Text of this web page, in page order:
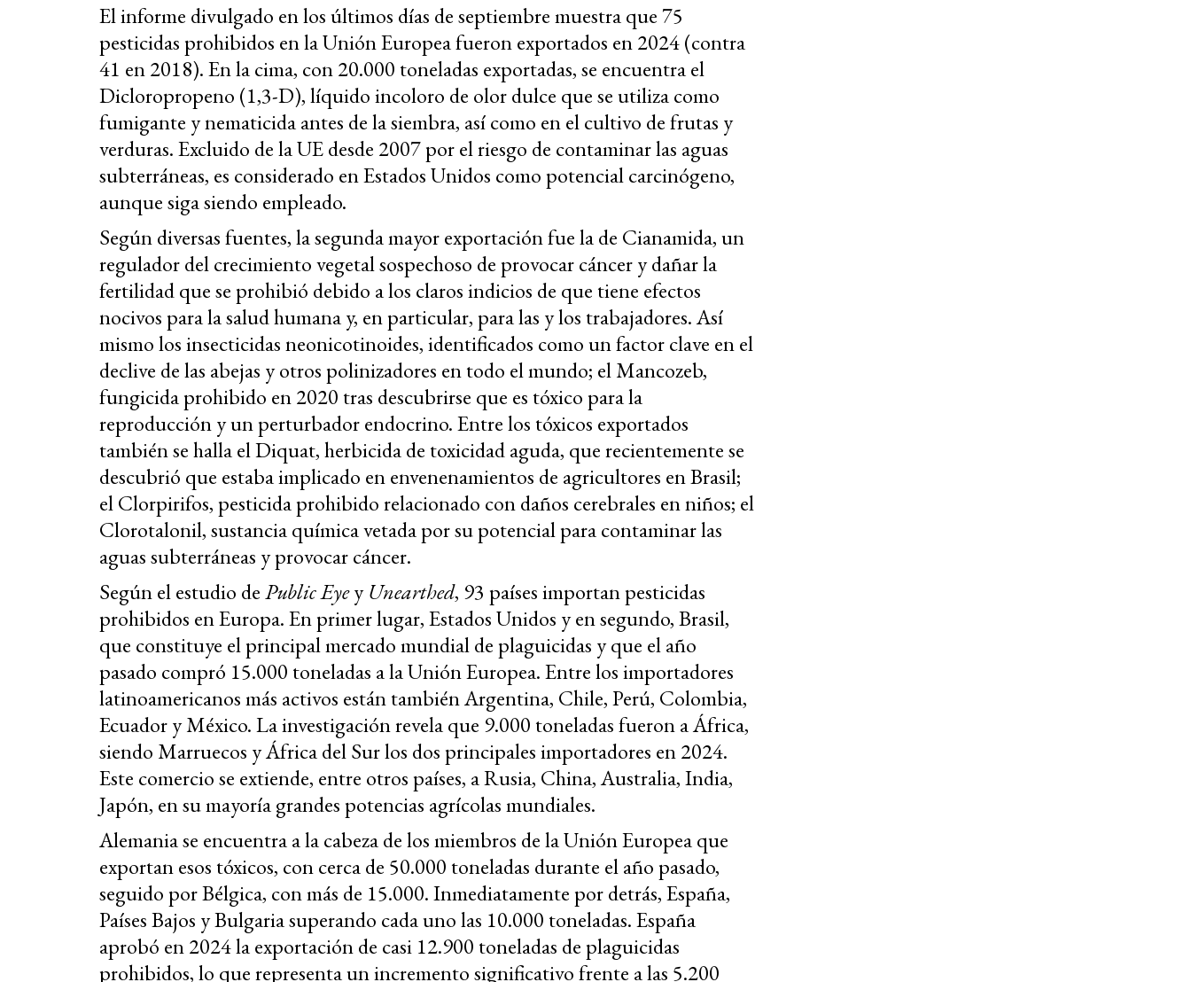
El informe divulgado en los últimos días de septiembre muestra que 75
pesticidas prohibidos en la Unión Europea fueron exportados en 2024 (contra
41 en 2018). En la cima, con 20.000 toneladas exportadas, se encuentra el
Dicloropropeno (1,3-D), líquido incoloro de olor dulce que se utiliza como
fumigante y nematicida antes de la siembra, así como en el cultivo de frutas y
verduras. Excluido de la UE desde 2007 por el riesgo de contaminar las aguas
subterráneas, es considerado en Estados Unidos como potencial carcinógeno,
aunque siga siendo empleado.
Según diversas fuentes, la segunda mayor exportación fue la de Cianamida, un
regulador del crecimiento vegetal sospechoso de provocar cáncer y dañar la
fertilidad que se prohibió debido a los claros indicios de que tiene efectos
nocivos para la salud humana y, en particular, para las y los trabajadores. Así
mismo los insecticidas neonicotinoides, identificados como un factor clave en el
declive de las abejas y otros polinizadores en todo el mundo; el Mancozeb,
fungicida prohibido en 2020 tras descubrirse que es tóxico para la
reproducción y un perturbador endocrino. Entre los tóxicos exportados
también se halla el Diquat, herbicida de toxicidad aguda, que recientemente se
descubrió que estaba implicado en envenenamientos de agricultores en Brasil;
el Clorpirifos, pesticida prohibido relacionado con daños cerebrales en niños; el
Clorotalonil, sustancia química vetada por su potencial para contaminar las
aguas subterráneas y provocar cáncer.
Según el estudio dePublic EyeyUnearthed, 93 países importan pesticidas
prohibidos en Europa. En primer lugar, Estados Unidos y en segundo, Brasil,
que constituye el principal mercado mundial de plaguicidas y que el año
pasado compró 15.000 toneladas a la Unión Europea. Entre los importadores
latinoamericanos más activos están también Argentina, Chile, Perú, Colombia,
Ecuador y México. La investigación revela que 9.000 toneladas fueron a África,
siendo Marruecos y África del Sur los dos principales importadores en 2024.
Este comercio se extiende, entre otros países, a Rusia, China, Australia, India,
Japón, en su mayoría grandes potencias agrícolas mundiales.
Alemania se encuentra a la cabeza de los miembros de la Unión Europea que
exportan esos tóxicos, con cerca de 50.000 toneladas durante el año pasado,
seguido por Bélgica, con más de 15.000. Inmediatamente por detrás, España,
Países Bajos y Bulgaria superando cada uno las 10.000 toneladas.España
aprobó en 2024 la exportación de casi 12.900 toneladas de plaguicidas
prohibidos, lo que representa un incremento significativo frente a las 5.200